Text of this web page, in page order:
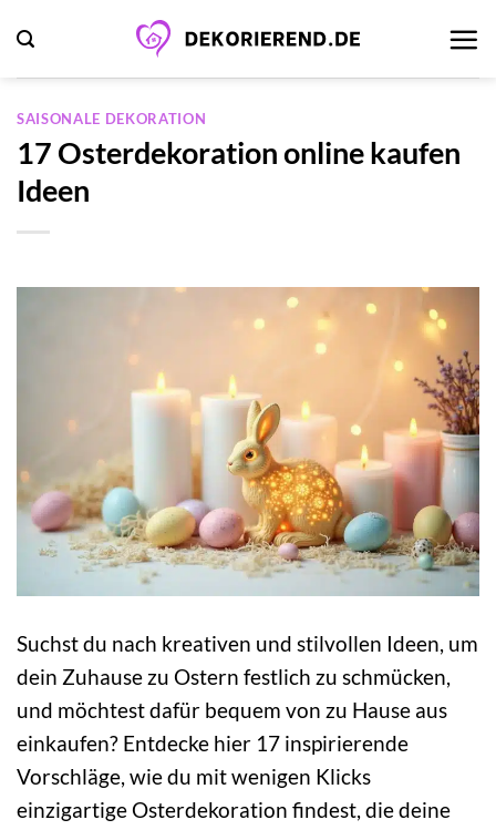
Inhalt
springen
SAISONALE DEKORATION
17 Osterdekoration online kaufen
Ideen
Suchst du nach kreativen und stilvollen Ideen, um
dein Zuhause zu Ostern festlich zu schmücken,
und möchtest dafür bequem von zu Hause aus
einkaufen? Entdecke hier 17 inspirierende
Vorschläge, wie du mit wenigen Klicks
einzigartige Osterdekoration findest, die deine